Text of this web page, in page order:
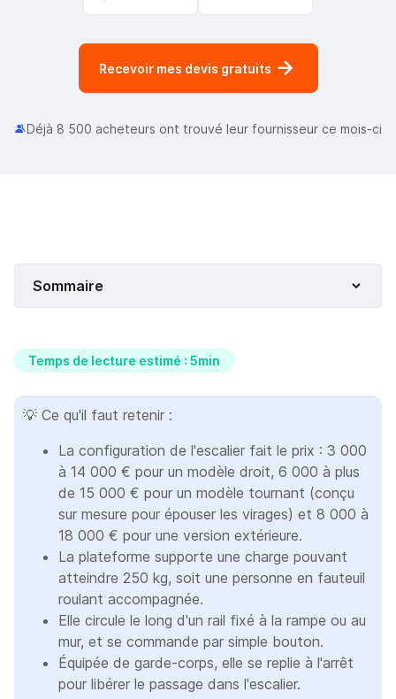
Recevoir mes devis gratuits
Déjà 8 500 acheteurs ont trouvé leur fournisseur ce mois-ci
Sommaire
Temps de lecture estimé : 5min
💡 Ce qu'il faut retenir :
La configuration de l'escalier fait le prix : 3 000
à 14 000 € pour un modèle droit, 6 000 à plus
de 15 000 € pour un modèle tournant (conçu
sur mesure pour épouser les virages) et 8 000 à
18 000 € pour une version extérieure.
La plateforme supporte une charge pouvant
atteindre 250 kg, soit une personne en fauteuil
roulant accompagnée.
Elle circule le long d'un rail fixé à la rampe ou au
mur, et se commande par simple bouton.
Équipée de garde-corps, elle se replie à l'arrêt
pour libérer le passage dans l'escalier.